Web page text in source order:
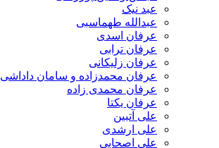
عبد نیک
عبدالله طهماسبی‎
عرفان اسدی
عرفان ترابی
عرفان زلیکانی
عرفان محمدزاده و سامان داداشی
عرفان محمدی زاده
عرفان یکتا
علی آتبین
علی ارشدی
علی اصحابی